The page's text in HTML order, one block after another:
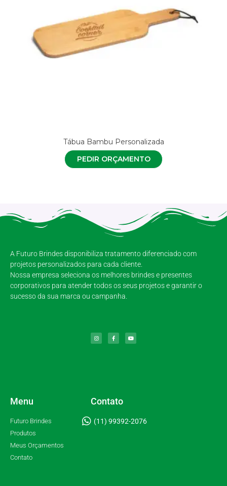
Tábua Bambu Personalizada
PEDIR ORÇAMENTO
A Futuro Brindes disponibiliza tratamento diferenciado com
projetos personalizados para cada cliente.
Nossa empresa seleciona os melhores brindes e presentes
corporativos para atender todos os seus projetos e garantir o
sucesso da sua marca ou campanha.
Menu
Futuro Brindes
Produtos
Meus Orçamentos
Contato
Contato
(11) 99392-2076